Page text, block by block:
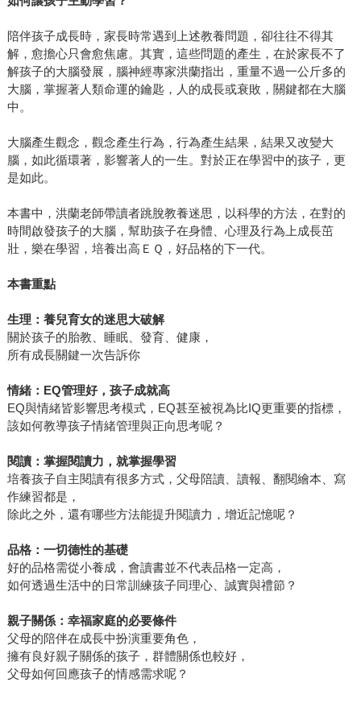
陪伴孩子成長時，家長時常遇到上述教養問題，卻往往不得其
解，愈擔心只會愈焦慮。其實，這些問題的產生，在於家長不了
解孩子的大腦發展，腦神經專家洪蘭指出，重量不過一公斤多的
大腦，掌握著人類命運的鑰匙，人的成長或衰敗，關鍵都在大腦
中。
大腦產生觀念，觀念產生行為，行為產生結果，結果又改變大
腦，如此循環著，影響著人的一生。對於正在學習中的孩子，更
是如此。
本書中，洪蘭老師帶讀者跳脫教養迷思，以科學的方法，在對的
時間啟發孩子的大腦，幫助孩子在身體、心理及行為上成長茁
壯，樂在學習，培養出高ＥＱ，好品格的下一代。
本書重點
生理：養兒育女的迷思大破解
關於孩子的胎教、睡眠、發育、健康，
所有成長關鍵一次告訴你
情緒： EQ管理好，孩子成就高
EQ與情緒皆影響思考模式，EQ甚至被視為比IQ更重要的指標，
該如何教導孩子情緒管理與正向思考呢？
閱讀：掌握閱讀力，就掌握學習
培養孩子自主閱讀有很多方式，父母陪讀、讀報、翻閱繪本、寫
作練習都是，
除此之外，還有哪些方法能提升閱讀力，增近記憶呢？
品格：一切德性的基礎
好的品格需從小養成，會讀書並不代表品格一定高，
如何透過生活中的日常訓練孩子同理心、誠實與禮節？
親子關係：幸福家庭的必要條件
父母的陪伴在成長中扮演重要角色，
擁有良好親子關係的孩子，群體關係也較好，
父母如何回應孩子的情感需求呢？